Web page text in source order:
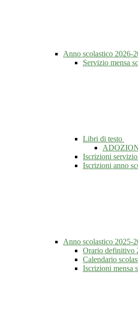
Anno scolastico 2026-
Servizio mensa
Libri di testo
Iscrizioni
Iscrizioni anno
Anno scolastico 2025-
Orario definitivo
Calendario
Iscrizioni mensa